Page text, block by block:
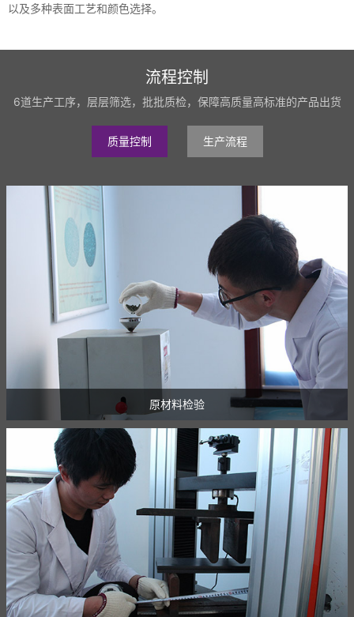
以及多种表面工艺和颜色选择。
流程控制
6道生产工序，层层筛选，批批质检，保障高质量高标准的产品出货
质量控制 生产流程
原材料检验